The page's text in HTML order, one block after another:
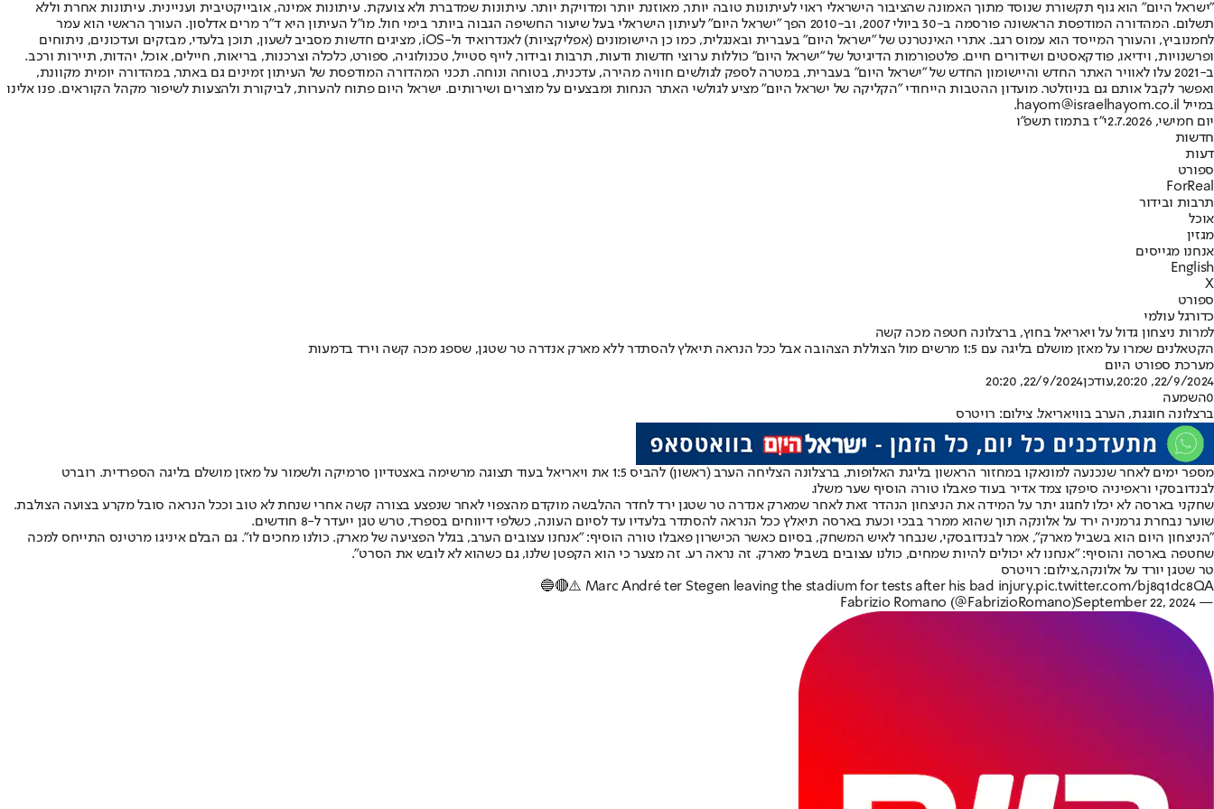
"ישראל היום" הוא גוף תקשורת שנוסד מתוך האמונה שהציבור הישראלי ראוי לעיתונות טובה יותר, מאוזנת יותר ומדויקת יותר. עיתונות שמדברת ולא צועקת. עיתונות אמינה, אובייקטיבית ועניינית. עיתונות אחרת וללא
תשלום. המהדורה המודפסת הראשונה פורסמה ב-30 ביולי 2007, וב-2010 הפך "ישראל היום" לעיתון הישראלי בעל שיעור החשיפה הגבוה ביותר בימי חול. מו"ל העיתון היא ד"ר מרים אדלסון. העורך הראשי הוא עמר
לחמנוביץ, והעורך המייסד הוא עמוס רגב. אתרי האינטרנט של "ישראל היום" בעברית ובאנגלית, כמו כן היישומונים (אפליקציות) לאנדרואיד ול-iOS, מציגים חדשות מסביב לשעון, תוכן בלעדי, מבזקים ועדכונים, ניתוחים
ופרשנויות, וידיאו, פודקאסטים ושידורים חיים. פלטפורמות הדיגיטל של "ישראל היום" כוללות ערוצי חדשות ודעות, תרבות ובידור, לייף סטייל, טכנולוגיה, ספורט, כלכלה וצרכנות, בריאות, חיילים, אוכל, יהדות, תיירות ורכב.
ב-2021 עלו לאוויר האתר החדש והיישומון החדש של "ישראל היום" בעברית, במטרה לספק לגולשים חוויה מהירה, עדכנית, בטוחה ונוחה. תכני המהדורה המודפסת של העיתון זמינים גם באתר, במהדורה יומית מקוונת,
ואפשר לקבל אותם גם בניוזלטר. מועדון ההטבות הייחודי "הקליקה של ישראל היום" מציע לגולשי האתר הנחות ומבצעים על מוצרים ושירותים. ישראל היום פתוח להערות, לביקורת ולהצעות לשיפור מקהל הקוראים. פנו אלינו
במייל hayom@israelhayom.co.il.
יום חמישי, 2.7.2026
י"ז בתמוז תשפ"ו
חדשות
דעות
ספורט
ForReal
תרבות ובידור
אוכל
מגזין
אנחנו מגייסים
English
X
ספורט
כדורגל עולמי
למרות ניצחון גדול על ויאריאל בחוץ, ברצלונה חטפה מכה קשה
הקטאלנים שמרו על מאזן מושלם בליגה עם 1:5 מרשים מול הצוללת הצהובה אבל ככל הנראה תיאלץ להסתדר ללא מארק אנדרה טר שטגן, שספג מכה קשה וירד בדמעות
מערכת ספורט היום
22/9/2024, 20:20
,עודכן22/9/2024, 20:20
0השמעה
ברצלונה חוגגת, הערב בוויאריאל. צילום: רויטרס
מספר ימים לאחר שנכנעה למונאקו במחזור הראשון בליגת האלופות, ברצלונה הצליחה הערב (ראשון) להביס 1:5 את ויאריאל בעוד תצוגה מרשימה באצטדיון סרמיקה ולשמור על מאזן מושלם בליגה הספרדית. רוברט
לבנדובסקי וראפיניה סיפקו צמד אדיר בעוד פאבלו טורה הוסיף שער משלו.
שחקני בארסה לא יכלו לחגוג יתר על המידה את הניצחון הנהדר זאת לאחר שמארק אנדרה טר שטגן ירד לחדר ההלבשה מוקדם מהצפוי לאחר שנפצע בצורה קשה אחרי שנחת לא טוב וככל הנראה סובל מקרע בצועה הצולבת.
שוער נבחרת גרמניה ירד על אלונקה תוך שהוא ממרר בבכי וכעת בארסה תיאלץ ככל הנראה להסתדר בלעדיו עד לסיום העונה, כשלפי דיווחים בספרד, טרש טגן ייעדר ל-8 חודשים.
"הניצחון היום הוא בשביל מארק", אמר לבנדובסקי, שנבחר לאיש המשחק, בסיום כאשר הכישרון פאבלו טורה הוסיף: "אנחנו עצובים הערב, בגלל הפציעה של מארק. כולנו מחכים לו". גם הבלם איניגו מרטינס התייחס למכה
שחטפה בארסה והוסיף: "אנחנו לא יכולים להיות שמחים, כולנו עצובים בשביל מארק. זה נראה רע. זה מצער כי הוא הקפטן שלנו, גם כשהוא לא לובש את הסרט".
טר שטגן יורד על אלונקה,צילום: רויטרס
🔵🔴⚠️ Marc André ter Stegen leaving the stadium for tests after his bad injury.pic.twitter.com/bj8q1dc8QA
— Fabrizio Romano (@FabrizioRomano)
September 22, 2024